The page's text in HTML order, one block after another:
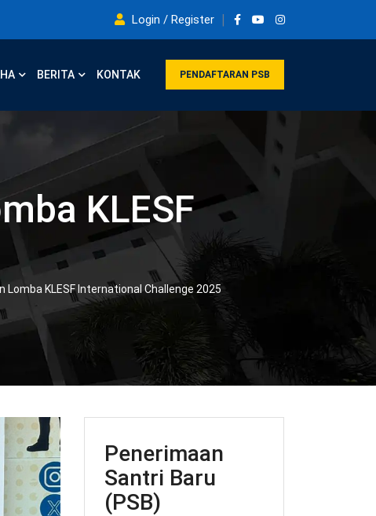
Login / Register
PENDAFTARAN PSB
BERITA KONTAK
KLESF
KLESF International Challenge 2025
Penerimaan
Santri Baru
(PSB)